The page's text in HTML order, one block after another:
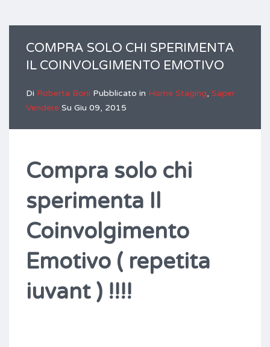
COMPRA SOLO CHI SPERIMENTA
IL COINVOLGIMENTO EMOTIVO
Di Roberta Boni Pubblicato in Home Staging, Saper
Vendere Su Giu 09, 2015
Compra solo chi
sperimenta Il
Coinvolgimento
Emotivo ( repetita
iuvant ) !!!!